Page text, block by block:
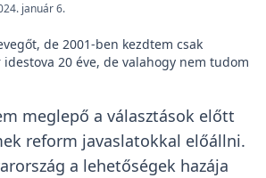
január 6.
de 2001-ben kezdtem csak
20 éve, de valahogy nem tudom
meglepő a választások előtt
reform javaslatokkal előállni.
a lehetőségek hazája